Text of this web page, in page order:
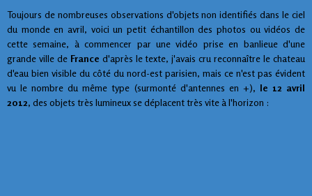
Toujours de nombreuses observations d'objets non identifiés dans le ciel
du monde en avril, voici un petit échantillon des photos ou vidéos de
cette semaine, à commencer par une vidéo prise en banlieue d'une
grande ville deFrance d'après le texte, j'avais cru reconnaître le chateau
d'eau bien visible du côté du nord-est parisien, mais ce n'est pas évident
vu le nombre du même type (surmonté d'antennes en +), le 12 avril
2012, des objets très lumineux se déplacent très vite à l'horizon :